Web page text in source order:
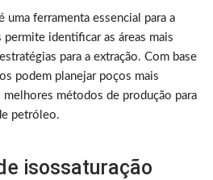
uma ferramenta essencial para a
identificar as áreas mais
para a extração. Com base
podem planejar poços mais
métodos de produção para
petróleo.
isossaturação